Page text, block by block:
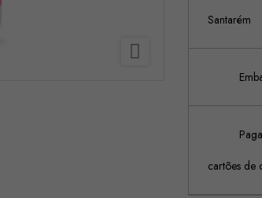

Santarém
cartões de